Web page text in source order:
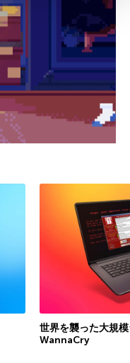
世界を襲った大規
WannaCry